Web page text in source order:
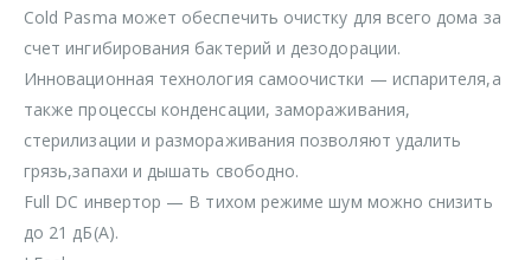
Cold Pasma может обеспечить очистку для всего дома за
счет ингибирования бактерий и дезодорации.
Инновационная технология самоочистки — испарителя,а
также процессы конденсации, замораживания,
стерилизации и размораживания позволяют удалить
грязь,запахи и дышать свободно.
Full DC инвертор — В тихом режиме шум можно снизить
до 21 дБ(А).